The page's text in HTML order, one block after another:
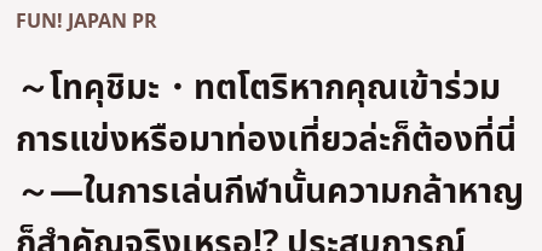
FUN! JAPAN PR
～โทคุชิมะ・ทตโตริหากคุณเข้าร่วม
การแข่งหรือมาท่องเที่ยวล่ะก็ต้องที่นี่
～―ในการเล่นกีฬานั้นความกล้าหาญ